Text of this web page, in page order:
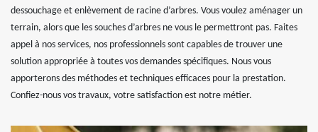
dessouchage et enlèvement de racine d’arbres. Vous voulez aménager un
terrain, alors que les souches d’arbres ne vous le permettront pas. Faites
appel à nos services, nos professionnels sont capables de trouver une
solution appropriée à toutes vos demandes spécifiques. Nous vous
apporterons des méthodes et techniques efficaces pour la prestation.
Confiez-nous vos travaux, votre satisfaction est notre métier.